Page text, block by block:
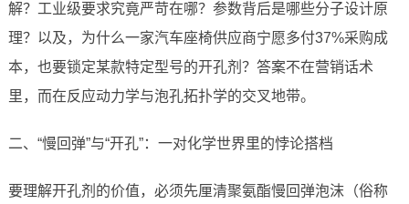
解？工业级要求究竟严苛在哪？参数背后是哪些分子设计原
理？以及，为什么一家汽车座椅供应商宁愿多付37%采购成
本，也要锁定某款特定型号的开孔剂？答案不在营销话术
里，而在反应动力学与泡孔拓扑学的交叉地带。
二、“慢回弹”与“开孔”：一对化学世界里的悖论搭档
要理解开孔剂的价值，必须先厘清聚氨酯慢回弹泡沫（俗称